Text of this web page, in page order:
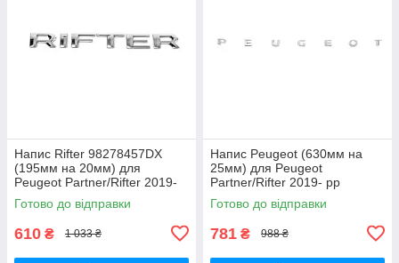
Напис Rifter 98278457DX
(195мм на 20мм) для
Peugeot Partner/Rifter 2019-
рр
Готово до відправки
610 ₴ 1 033 ₴
Напис Peugeot (630мм на
25мм) для Peugeot
Partner/Rifter 2019- рр
Готово до відправки
781 ₴ 988 ₴